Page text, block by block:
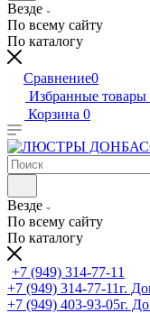
Везде
По всему сайту
По каталогу
Сравнение0
Избранные товары
Корзина 0
Везде
По всему сайту
По каталогу
+7 (949) 314-77-11
+7 (949) 314-77-11г.
+7 (949) 403-93-05г.